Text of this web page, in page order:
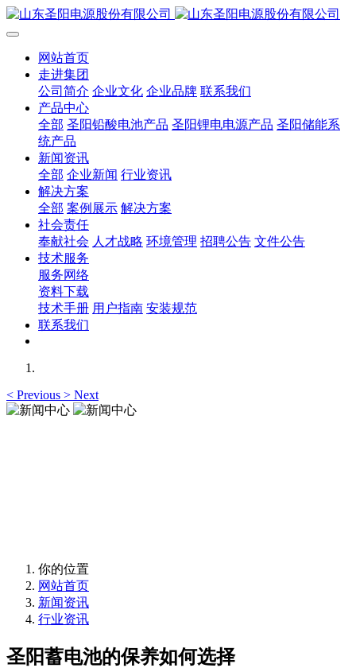
网站首页
走进集团
公司简介 企业文化 企业品牌 联系我们
产品中心
全部 圣阳铅酸电池产品 圣阳锂电电源产品 圣阳储能系
统产品
新闻资讯
全部 企业新闻 行业资讯
解决方案
全部 案例展示 解决方案
社会责任
奉献社会 人才战略 环境管理 招聘公告 文件公告
技术服务
服务网络
资料下载
技术手册 用户指南 安装规范
联系我们
< Previous > Next
你的位置
网站首页
新闻资讯
行业资讯
圣阳蓄电池的保养如何选择